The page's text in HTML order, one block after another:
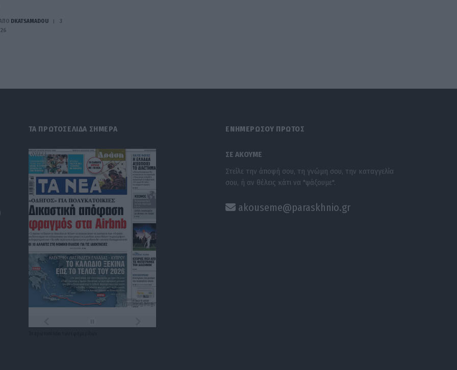
DKATSAMADOU
3
ΤΑ ΠΡΩΤΟΣΕΛΙΔΑ ΣΗΜΕΡΑ ΕΝΗΜΕΡΩΣΟΥ ΠΡΩΤΟΣ
ΣΕ ΑΚΟΥΜΕ
Στείλε την άποψή σου, τη γνώμη σου, την καταγγελία
σου, ή αν θέλεις κάτι να "ψάξουμε".
akouseme@paraskhnio.gr